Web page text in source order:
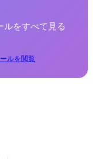
ルをすべて見る
ルを閲覧